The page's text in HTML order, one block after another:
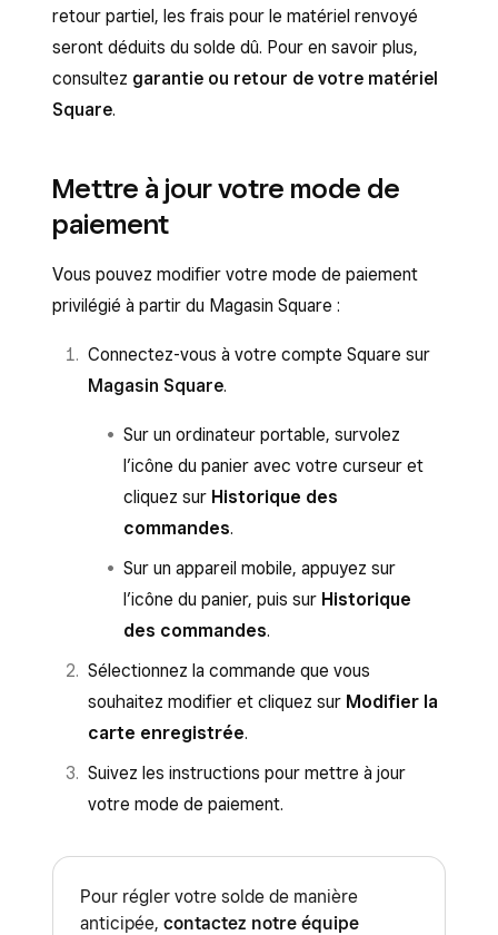
retour partiel, les frais pour le matériel renvoyé
seront déduits du solde dû. Pour en savoir plus,
consultez garantie ou retour de votre matériel
Square.
Mettre à jour votre mode de
paiement
Vous pouvez modifier votre mode de paiement
privilégié à partir du Magasin Square :
Connectez-vous à votre compte Square sur
Magasin Square.
Sur un ordinateur portable, survolez
l’icône du panier avec votre curseur et
cliquez sur Historique des
commandes.
Sur un appareil mobile, appuyez sur
l’icône du panier, puis sur Historique
des commandes.
Sélectionnez la commande que vous
souhaitez modifier et cliquez sur Modifier la
carte enregistrée.
Suivez les instructions pour mettre à jour
votre mode de paiement.
Pour régler votre solde de manière
anticipée, contactez notre équipe